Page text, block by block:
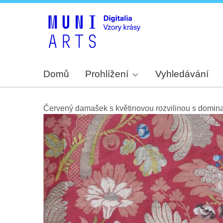
Domů Prohlížení Vyhledávání
Červený damašek s květinovou rozvilinou s